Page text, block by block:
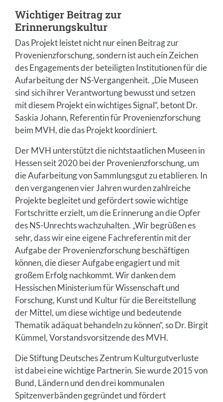
Wichtiger Beitrag zur
Erinnerungskultur
Das Projekt leistet nicht nur einen Beitrag zur
Provenienzforschung, sondern ist auch ein Zeichen
des Engagements der beteiligten Institutionen für die
Aufarbeitung der NS-Vergangenheit. „Die Museen
sind sich ihrer Verantwortung bewusst und setzen
mit diesem Projekt ein wichtiges Signal“, betont Dr.
Saskia Johann, Referentin für Provenienzforschung
beim MVH, die das Projekt koordiniert.
Der MVH unterstützt die nichtstaatlichen Museen in
Hessen seit 2020 bei der Provenienzforschung, um
die Aufarbeitung von Sammlungsgut zu etablieren. In
den vergangenen vier Jahren wurden zahlreiche
Projekte begleitet und gefördert sowie wichtige
Fortschritte erzielt, um die Erinnerung an die Opfer
des NS-Unrechts wachzuhalten. „Wir begrüßen es
sehr, dass wir eine eigene Fachreferentin mit der
Aufgabe der Provenienzforschung beschäftigen
können, die dieser Aufgabe engagiert und mit
großem Erfolg nachkommt. Wir danken dem
Hessischen Ministerium für Wissenschaft und
Forschung, Kunst und Kultur für die Bereitstellung
der Mittel, um diese wichtige und bedeutende
Thematik adäquat behandeln zu können“, so Dr. Birgit
Kümmel, Vorstandsvorsitzende des MVH.
Die Stiftung Deutsches Zentrum Kulturgutverluste
ist dabei eine wichtige Partnerin. Sie wurde 2015 von
Bund, Ländern und den drei kommunalen
Spitzenverbänden gegründet und fördert